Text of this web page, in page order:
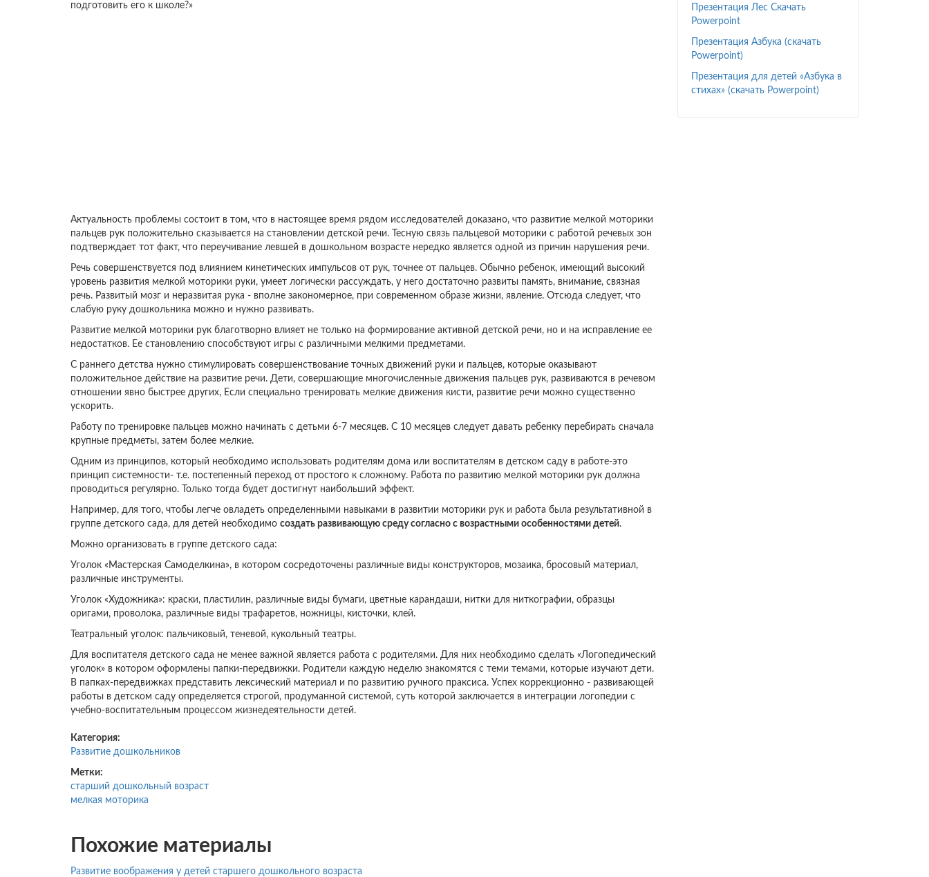
подготовить его к школе?»
Актуальность проблемы состоит в том, что в настоящее время рядом исследователей доказано, что развитие мелкой моторики
пальцев рук положительно сказывается на становлении детской речи. Тесную связь пальцевой моторики с работой речевых зон
подтверждает тот факт, что переучивание левшей в дошкольном возрасте нередко является одной из причин нарушения речи.
Речь совершенствуется под влиянием кинетических импульсов от рук, точнее от пальцев. Обычно ребенок, имеющий высокий
уровень развития мелкой моторики руки, умеет логически рассуждать, у него достаточно развиты память, внимание, связная
речь. Развитый мозг и неразвитая рука - вполне закономерное, при современном образе жизни, явление. Отсюда следует, что
слабую руку дошкольника можно и нужно развивать.
Развитие мелкой моторики рук благотворно влияет не только на формирование активной детской речи, но и на исправление ее
недостатков. Ее становлению способствуют игры с различными мелкими предметами.
С раннего детства нужно стимулировать совершенствование точных движений руки и пальцев, которые оказывают
положительное действие на развитие речи. Дети, совершающие многочисленные движения пальцев рук, развиваются в речевом
отношении явно быстрее других, Если специально тренировать мелкие движения кисти, развитие речи можно существенно
ускорить.
Работу по тренировке пальцев можно начинать с детьми 6-7 месяцев. С 10 месяцев следует давать ребенку перебирать сначала
крупные предметы, затем более мелкие.
Одним из принципов, который необходимо использовать родителям дома или воспитателям в детском саду в работе-это
принцип системности- т.е. постепенный переход от простого к сложному. Работа по развитию мелкой моторики рук должна
проводиться регулярно. Только тогда будет достигнут наибольший эффект.
Например, для того, чтобы легче овладеть определенными навыками в развитии моторики рук и работа была результативной в
группе детского сада, для детей необходимо создать развивающую среду согласно с возрастными особенностями детей.
Можно организовать в группе детского сада:
Уголок «Мастерская Самоделкина», в котором сосредоточены различные виды конструкторов, мозаика, бросовый материал,
различные инструменты.
Уголок «Художника»: краски, пластилин, различные виды бумаги, цветные карандаши, нитки для ниткографии, образцы
оригами, проволока, различные виды трафаретов, ножницы, кисточки, клей.
Театральный уголок: пальчиковый, теневой, кукольный театры.
Для воспитателя детского сада не менее важной является работа с родителями. Для них необходимо сделать «Логопедический
уголок» в котором оформлены папки-передвижки. Родители каждую неделю знакомятся с теми темами, которые изучают дети.
В папках-передвижках представить лексический материал и по развитию ручного праксиса. Успех коррекционно - развивающей
работы в детском саду определяется строгой, продуманной системой, суть которой заключается в интеграции логопедии с
учебно-воспитательным процессом жизнедеятельности детей.
Категория:
Развитие дошкольников
Метки:
старший дошкольный возраст
мелкая моторика
Похожие материалы
Развитие воображения у детей старшего дошкольного возраста
Презентация Лес Скачать
Powerpoint
Презентация Азбука (скачать
Powerpoint)
Презентация для детей «Азбука в
стихах» (скачать Powerpoint)